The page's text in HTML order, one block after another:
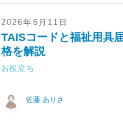
2026年6月11日
TAISコードと福祉用具
格を解説
お役立ち
佐藤 ありさ